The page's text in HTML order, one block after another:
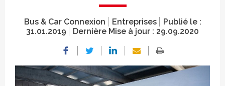
Bus & Car Connexion Entreprises
Publié le :
31.01.2019
Dernière Mise à jour : 29.09.2020